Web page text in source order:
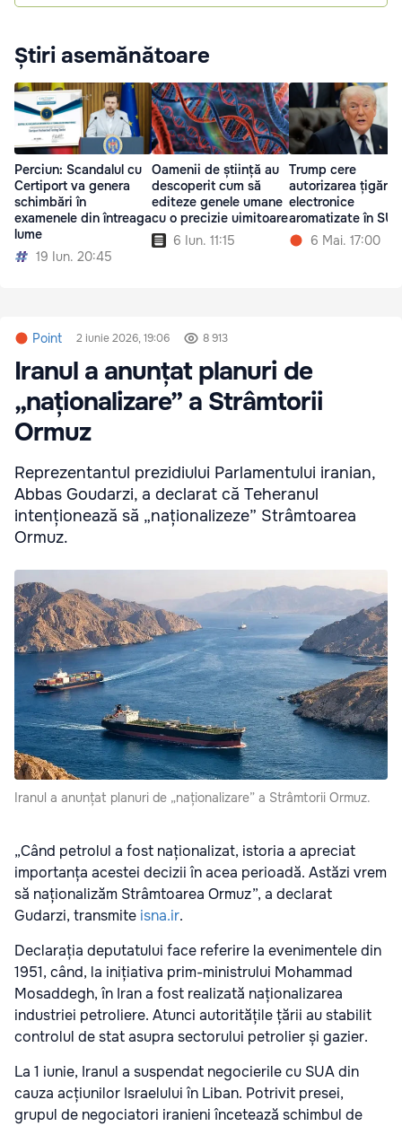
Știri asemănătoare
Perciun: Scandalul cu
Certiport va genera
schimbări în
examenele din întreaga
lume
19 Iun. 20:45
Oamenii de știință au
descoperit cum să
editeze genele umane
cu o precizie uimitoare
6 Iun. 11:15
Trump cere
autorizarea
electronice
aromatizate în SUA
6 Mai. 17:00
Point 2 iunie 2026, 19:06 8 913
Iranul a anunțat planuri de
„naționalizare” a Strâmtorii
Ormuz
Reprezentantul prezidiului Parlamentului iranian,
Abbas Goudarzi, a declarat că Teheranul
intenționează să „naționalizeze” Strâmtoarea
Ormuz.
Iranul a anunțat planuri de „naționalizare” a Strâmtorii Ormuz.
„Când petrolul a fost naționalizat, istoria a apreciat
importanța acestei decizii în acea perioadă. Astăzi vrem
să naționalizăm Strâmtoarea Ormuz”, a declarat
Gudarzi, transmite isna.ir.
Declarația deputatului face referire la evenimentele din
1951, când, la inițiativa prim-ministrului Mohammad
Mosaddegh, în Iran a fost realizată naționalizarea
industriei petroliere. Atunci autoritățile țării au stabilit
controlul de stat asupra sectorului petrolier și gazier.
La 1 iunie, Iranul a suspendat negocierile cu SUA din
cauza acțiunilor Israelului în Liban. Potrivit presei,
grupul de negociatori iranieni încetează schimbul de